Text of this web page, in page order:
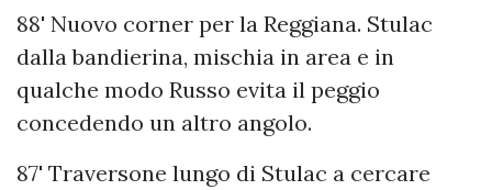
88' Nuovo corner per la Reggiana. Stulac
dalla bandierina, mischia in area e in
qualche modo Russo evita il peggio
concedendo un altro angolo.
87' Traversone lungo di Stulac a cercare